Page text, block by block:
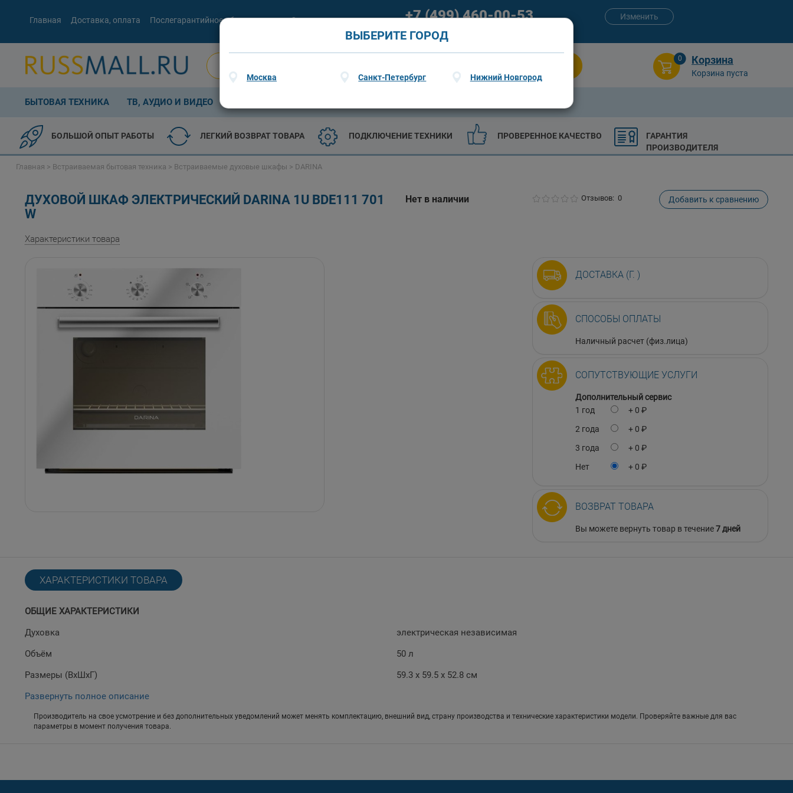
Главная Доставка, оплата Послегарантийное обслуживание О гарантии +7 (499) 460-00-53
09:00 - 21:00 (пн-пт) 09:00 - 20:00 (сб-вс)
Изменить
ВЫБЕРИТЕ ГОРОД
Москва Санкт-Петербург Нижний Новгород
0 Корзина
Корзина пуста
БЫТОВАЯ ТЕХНИКА ТВ, АУДИО И ВИДЕО
БОЛЬШОЙ ОПЫТ РАБОТЫ ЛЕГКИЙ ВОЗВРАТ ТОВАРА ПОДКЛЮЧЕНИЕ ТЕХНИКИ ПРОВЕРЕННОЕ КАЧЕСТВО
ГАРАНТИЯ
ПРОИЗВОДИТЕЛЯ
Главная > Встраиваемая бытовая техника > Встраиваемые духовые шкафы > DARINA
ДУХОВОЙ ШКАФ ЭЛЕКТРИЧЕСКИЙ DARINA 1U BDE111 701
W
Нет в наличии Отзывов: 0 Добавить к сравнению
Характеристики товара
ДОСТАВКА (Г. )
СПОСОБЫ ОПЛАТЫ
Наличный расчет (физ.лица)
СОПУТСТВУЮЩИЕ УСЛУГИ
Дополнительный сервис
1 год
+ 0 ₽
2 года
+ 0 ₽
3 года
+ 0 ₽
Нет
+ 0 ₽
ВОЗВРАТ ТОВАРА
Вы можете вернуть товар в течение7 дней
ХАРАКТЕРИСТИКИ ТОВАРА
ОБЩИЕ ХАРАКТЕРИСТИКИ
Духовка
электрическая независимая
Объём
50 л
Размеры (ВхШхГ)
59.3 х 59.5 x 52.8 см
Развернуть полное описание
Производитель на свое усмотрение и без дополнительных уведомлений может менять комплектацию, внешний вид, страну производства и технические характеристики модели. Проверяйте важные для вас
параметры в момент получения товара.